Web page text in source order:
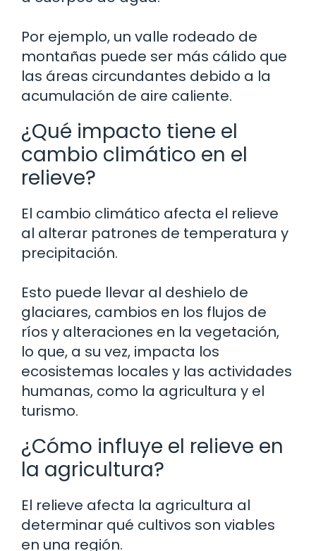
Por ejemplo, un valle rodeado de
montañas puede ser más cálido que
las áreas circundantes debido a la
acumulación de aire caliente.
¿Qué impacto tiene el
cambio climático en el
relieve?
El cambio climático afecta el relieve
al alterar patrones de temperatura y
precipitación.
Esto puede llevar al deshielo de
glaciares, cambios en los flujos de
ríos y alteraciones en la vegetación,
lo que, a su vez, impacta los
ecosistemas locales y las actividades
humanas, como la agricultura y el
turismo.
¿Cómo influye el relieve en
la agricultura?
El relieve afecta la agricultura al
determinar qué cultivos son viables
en una región.